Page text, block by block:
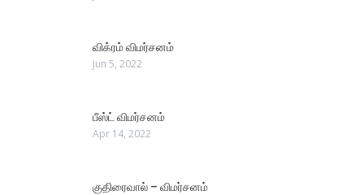
விக்ரம் விமர்சனம்
Jun 5, 2022
பீஸ்ட் விமர்சனம்
Apr 14, 2022
குதிரைவால் – விமர்சனம்